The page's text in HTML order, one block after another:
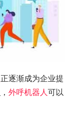
正逐渐成为企业提
外呼机器人可以